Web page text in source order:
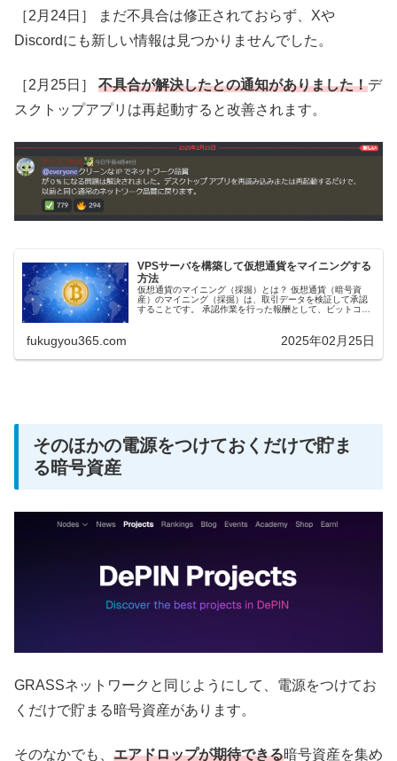
［2月24日］ まだ不具合は修正されておらず、Xや
Discordにも新しい情報は見つかりませんでした。
［2月25日］ 不具合が解決したとの通知がありました！デ
スクトップアプリは再起動すると改善されます。
VPSサーバを構築して仮想通貨をマイニングする
方法
仮想通貨のマイニング（採掘）とは？ 仮想通貨（暗号資
産）のマイニング（採掘）は、取引データを検証して承認
することです。 承認作業を行った報酬として、ビットコイ
fukugyou365.com 2025年02月25日
そのほかの電源をつけておくだけで貯ま
る暗号資産
GRASSネットワークと同じようにして、電源をつけてお
くだけで貯まる暗号資産があります。
そのなかでも、 エアドロップが期待できる暗号資産を集め